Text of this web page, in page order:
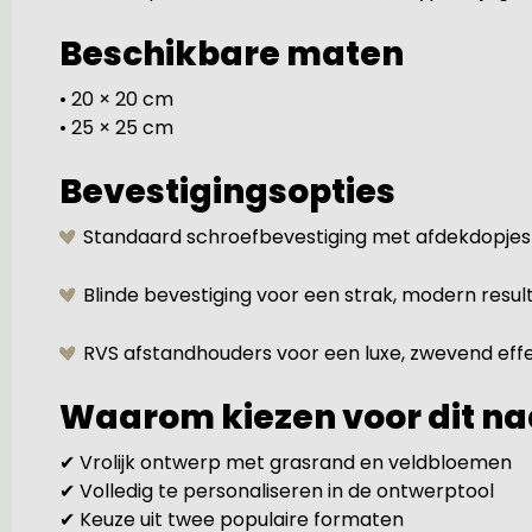
Beschikbare maten
• 20 × 20 cm
• 25 × 25 cm
Bevestigingsopties
Standaard schroefbevestiging met afdekdopjes
Blinde bevestiging voor een strak, modern
RVS afstandhouders voor een luxe, zwevend
Waarom kiezen voor dit
✔ Vrolijk ontwerp met grasrand en veldbloemen
✔ Volledig te personaliseren in de ontwerptool
✔ Keuze uit twee populaire formaten